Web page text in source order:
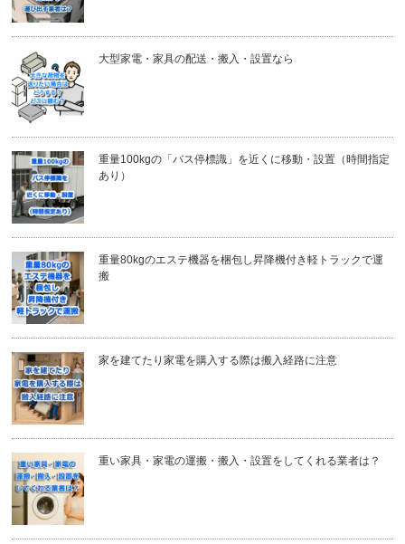
大型家電・家具の配送・搬入・設置なら
重量100kgの「バス停標識」を近くに移動・設置（時間指定
あり）
重量80kgのエステ機器を梱包し昇降機付き軽トラックで運
搬
家を建てたり家電を購入する際は搬入経路に注意
重い家具・家電の運搬・搬入・設置をしてくれる業者は？